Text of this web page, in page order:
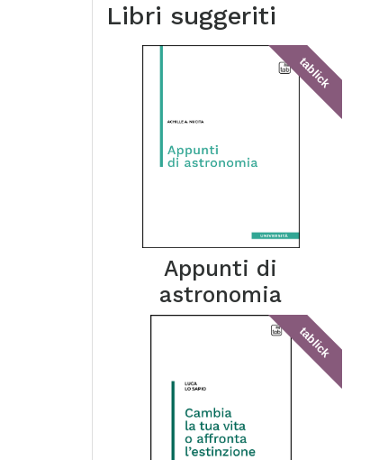
Libri suggeriti
tablick
Appunti di
astronomia
tablick